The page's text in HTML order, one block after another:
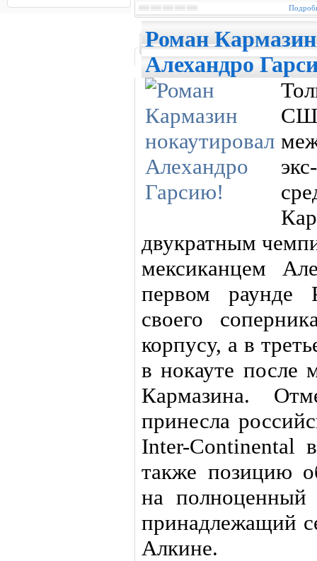
Роман
Алехандро
двукратным
мексиканцем
первом раунде
своего
корпусу, а в
в нокауте после
Кармазина.
принесла
Inter-Continental
также позицию
на полноценный
принадлежащий
Алкине.